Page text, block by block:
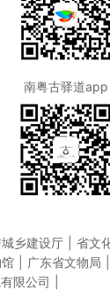
南粤古驿道app
乡建设厅 省文
广东省文物局
限公司